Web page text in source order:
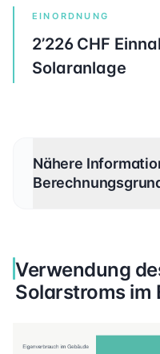
EINORDNUNG
2’226 CHF
Solaranlage
Nähere
Verwendung
Solarstroms im